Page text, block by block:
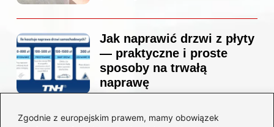
Zgodnie z europejskim prawem, mamy obowiązek
Jak naprawić drzwi z płyty
— praktyczne i proste
sposoby na trwałą
naprawę